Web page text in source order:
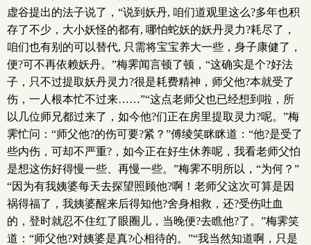
虚谷提出的法子说了，“说到妖丹, 咱们道观里这么?多年也积
存了不少，大小妖怪的都有, 哪怕蛇妖的妖丹灵力?耗尽了，
咱们也有别的可以替代, 只需将宝宝养大一些，身子康健了，
便?可不再依赖妖丹。”梅霁闻言顿了顿，“这确实是个?好法
子，只不过提取妖丹灵力?很是耗费精神，师父他?本就受了
伤，一人根本忙不过来……”“这点老师父也已经想到啦，所
以几位师兄都过来了，如今他?们正在房里提取灵力?呢。”梅
霁忙问：“师父他?的伤可要?紧？”傅绫笑眯眯道：“他?是受了
些内伤，可却不严重?，如今正在好生休养呢，我看老师父怕
是想这伤好得慢一些、再慢一些。”梅霁不明所以，“为何？”
“因为有我姨婆每天去探望照顾他?啊！老师父这次可算是因
祸得福了，我姨婆醒来后得知他?舍身相救，还?受伤吐血
的，登时就忍不住红了眼圈儿，当晚便?去瞧他?了。”梅霁笑
道：“师父他?对姨婆是真?心相待的。”“我当然知道啊，只是